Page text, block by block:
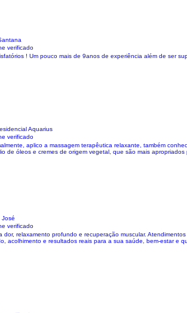
verificado
! Um pouco mais de 9anos de experiência além de ser
Aquarius
verificado
aplico a massagem terapêutica relaxante, também
óleos e cremes de origem vegetal, que são mais apropriados
José
verificado
relaxamento profundo e recuperação muscular.
acolhimento e resultados reais para a sua saúde, bem-estar e